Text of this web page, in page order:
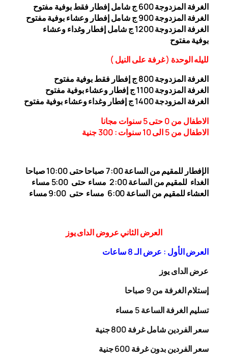
الغرفة المزدوجة
600 ج شامل إفطار فقط بوفية مفتوح
الغرفة المزدوجة 900 ج شامل إفطار وعشاء بوفية مفتوح
الغرفة المزدوجة 1200 ج شامل إفطار وغداء وعشاء
بوفيةمفتوح
لليله الوحدة (غرفة على النيل)
الغرفة المزدوجة
800
ج إفطار فقط بوفية مفتوح
الغرفة المزدوجة 1
100 ج إفطار وعشاء بوفية مفتوح
الغرفة المزودجة 1
400 ج إفطار وغداء وعشاء بوفية مفتوح
الاطفال من 0 حتى 5 سنوات مجانا
الاطفال من 5 الى 10 سنوات : 300
جنية
الإفطار للمقيم من الساعة 7:00 صباحا حتى 10:00
صباحا
الغداء للمقيم من الساعة 2:00 مساء حتى
5:00 مساء
العشاء للمقيم من الساعة 6:00 مساء حتى 9:00 مساء
العرض الثاني عروض الداى يوز
العرض الأول : عرض الـ 8 ساعات
عرض الداى يوز
إستلام الغرفة من 9 صباحا
تسليم الغرفة الساعة 5 مساء
سعر الفردين شامل غرفة
800 جنية
سعر الفردين بدون غرفة
600 جنية